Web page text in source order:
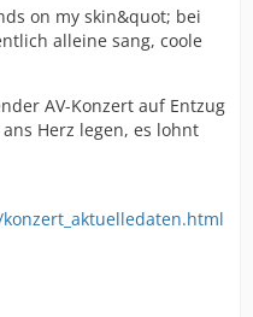
on my skin&quot; bei
alleine sang, coole
AV-Konzert auf Entzug
Herz legen, es lohnt